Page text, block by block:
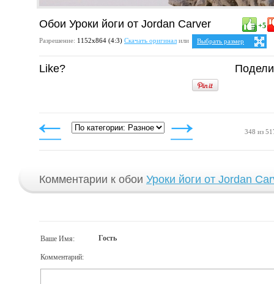
Обои Уроки йоги от Jordan Carver +5
Разрешение: 1152х864 (4:3) Скачать оригиналили
Выбрать размер
Ваше разрешение:Не
1024x768
1152x864
Like?
348 из
Комментарии к обои Уроки йоги от Jordan
Ваше Имя: Гость
Комментарий: